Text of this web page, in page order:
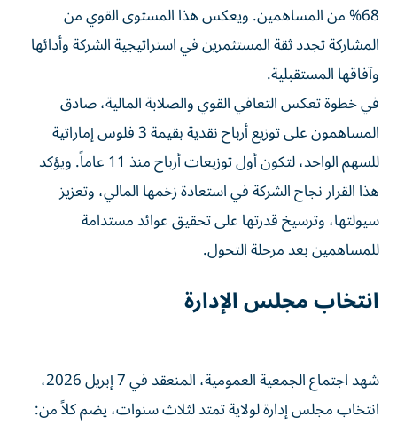
68% من المساهمين. ويعكس هذا المستوى القوي من
المشاركة تجدد ثقة المستثمرين في استراتيجية الشركة وأدائها
وآفاقها المستقبلية.
في خطوة تعكس التعافي القوي والصلابة المالية، صادق
المساهمون على توزيع أرباح نقدية بقيمة 3 فلوس إماراتية
للسهم الواحد، لتكون أول توزيعات أرباح منذ 11 عاماً. ويؤكد
هذا القرار نجاح الشركة في استعادة زخمها المالي، وتعزيز
سيولتها، وترسيخ قدرتها على تحقيق عوائد مستدامة
للمساهمين بعد مرحلة التحول.
انتخاب مجلس الإدارة
شهد اجتماع الجمعية العمومية، المنعقد في 7 إبريل 2026،
انتخاب مجلس إدارة لولاية تمتد لثلاث سنوات، يضم كلاً من: